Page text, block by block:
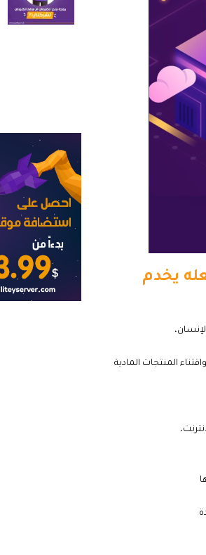
يخدم
المنتجات المادية